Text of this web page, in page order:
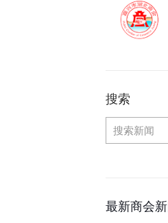
搜索
最新商会